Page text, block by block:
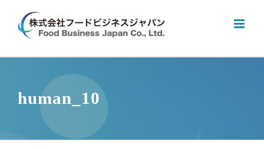
content
human_10